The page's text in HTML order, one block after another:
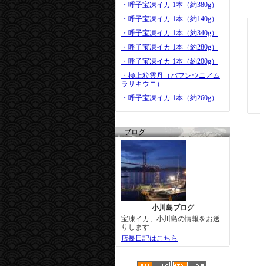
・呼子宝凍イカ 1本（約380g）
・呼子宝凍イカ 1本（約140g）
・呼子宝凍イカ 1本（約340g）
・呼子宝凍イカ 1本（約280g）
・呼子宝凍イカ 1本（約200g）
・極上粒雲丹（バフンウニ／ム
ラサキウニ）
・呼子宝凍イカ 1本（約260g）
ブログ
小川島ブログ
宝凍イカ、小川島の情報をお送
りします
店長日記はこちら